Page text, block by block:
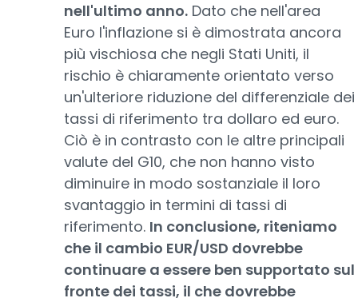
nell'ultimo anno. Dato che nell'area
Euro l'inflazione si è dimostrata ancora
più vischiosa che negli Stati Uniti, il
rischio è chiaramente orientato verso
un'ulteriore riduzione del differenziale dei
tassi di riferimento tra dollaro ed euro.
Ciò è in contrasto con le altre principali
valute del G10, che non hanno visto
diminuire in modo sostanziale il loro
svantaggio in termini di tassi di
riferimento. In conclusione, riteniamo
che il cambio EUR/USD dovrebbe
continuare a essere ben supportato sul
fronte dei tassi, il che dovrebbe